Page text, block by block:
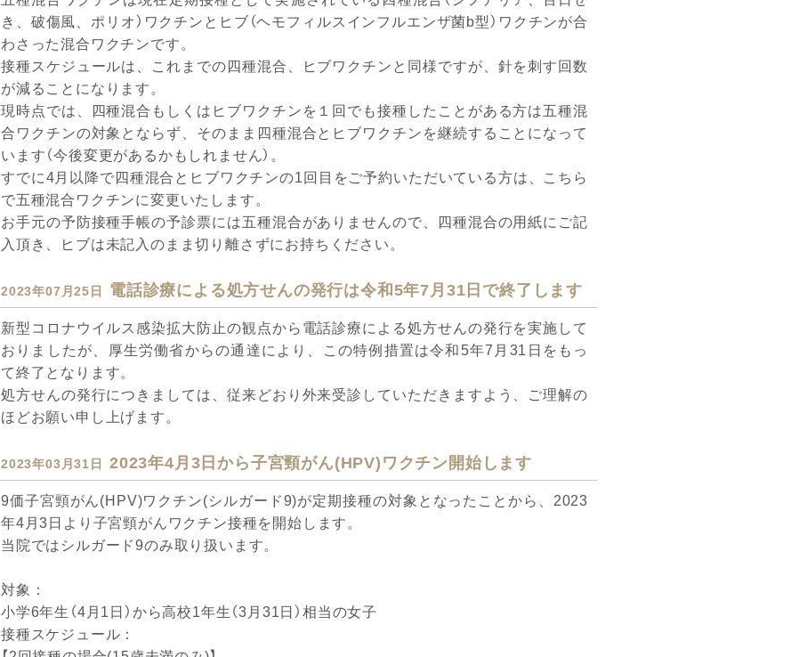
き、破傷風、ポリオ）ワクチンとヒブ（ヘモフィルスインフルエンザ菌b型）ワクチンが合
わさった混合ワクチンです。
接種スケジュールは、これまでの四種混合、ヒブワクチンと同様ですが、針を刺す回数
が減ることになります。
現時点では、四種混合もしくはヒブワクチンを１回でも接種したことがある方は五種混
合ワクチンの対象とならず、そのまま四種混合とヒブワクチンを継続することになって
います（今後変更があるかもしれません）。
すでに4月以降で四種混合とヒブワクチンの1回目をご予約いただいている方は、こちら
で五種混合ワクチンに変更いたします。
お手元の予防接種手帳の予診票には五種混合がありませんので、四種混合の用紙にご記
入頂き、ヒブは未記入のまま切り離さずにお持ちください。
2023年07月25日 電話診療による処方せんの発行は令和5年7月31日で終了します
新型コロナウイルス感染拡大防止の観点から電話診療による処方せんの発行を実施して
おりましたが、厚生労働省からの通達により、この特例措置は令和5年7月31日をもっ
て終了となります。
処方せんの発行につきましては、従来どおり外来受診していただきますよう、ご理解の
ほどお願い申し上げます。
2023年03月31日 2023年4月3日から子宮頸がん(HPV)ワクチン開始します
9価子宮頸がん(HPV)ワクチン(シルガード9)が定期接種の対象となったことから、2023
年4月3日より子宮頸がんワクチン接種を開始します。
当院ではシルガード9のみ取り扱います。
対象：
小学6年生（4月1日）から高校1年生（3月31日）相当の女子
接種スケジュール：